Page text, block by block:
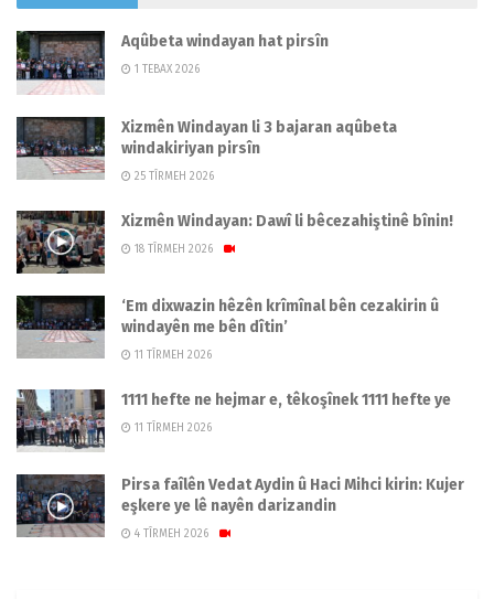
Aqûbeta windayan hat pirsîn
1 TEBAX 2026
Xizmên Windayan li 3 bajaran aqûbeta
windakiriyan pirsîn
25 TÎRMEH 2026
Xizmên Windayan: Dawî li bêcezahiştinê bînin!
18 TÎRMEH 2026
‘Em dixwazin hêzên krîmînal bên cezakirin û
windayên me bên dîtin’
11 TÎRMEH 2026
1111 hefte ne hejmar e, têkoşînek 1111 hefte ye
11 TÎRMEH 2026
Pirsa faîlên Vedat Aydin û Haci Mihci kirin: Kujer
eşkere ye lê nayên darizandin
4 TÎRMEH 2026